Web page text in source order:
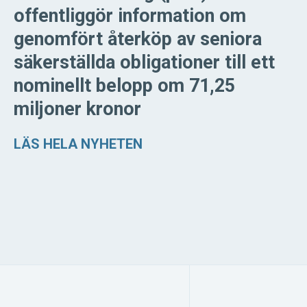
offentliggör information om
genomfört återköp av seniora
säkerställda obligationer till ett
nominellt belopp om 71,25
miljoner kronor
LÄS HELA NYHETEN